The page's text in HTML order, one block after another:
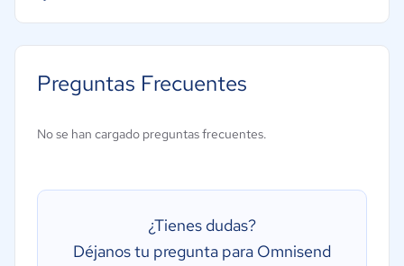
Preguntas Frecuentes
No se han cargado preguntas frecuentes.
¿Tienes dudas?
Déjanos tu pregunta para Omnisend